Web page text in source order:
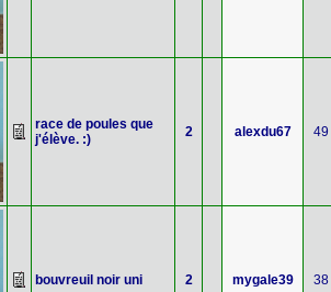
race de poules que
j'élève. :)
2 alexdu67 49
bouvreuil noir uni 2 mygale39 38